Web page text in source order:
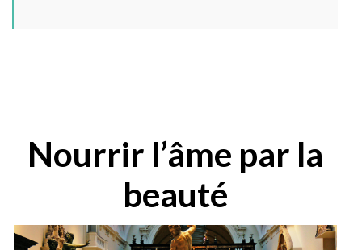
Nourrir l’âme par la
beauté